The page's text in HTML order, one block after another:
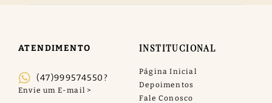
ATENDIMENTO
(47)999574550?
INSTITUCIONAL
Página Inicial
Depoimentos
Fale Conosco